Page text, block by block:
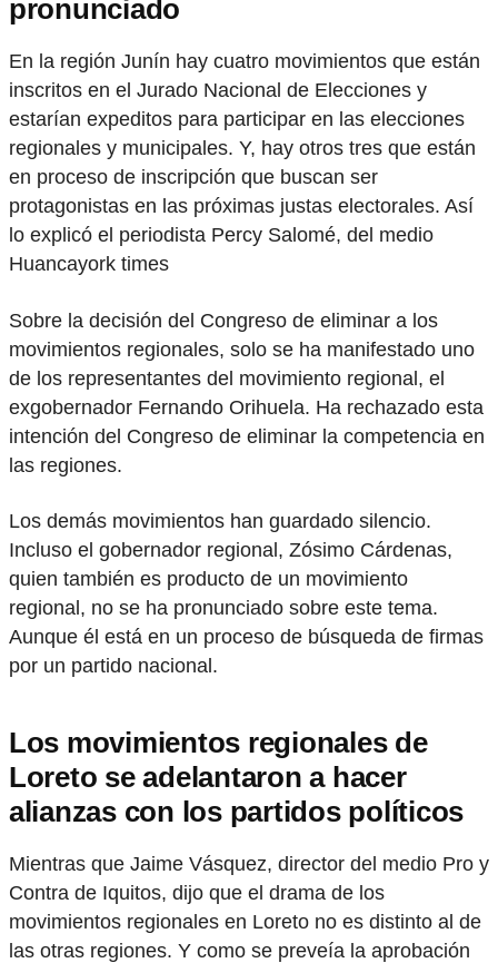
pronunciado
En la región Junín hay cuatro movimientos que están
inscritos en el Jurado Nacional de Elecciones y
estarían expeditos para participar en las elecciones
regionales y municipales. Y, hay otros tres que están
en proceso de inscripción que buscan ser
protagonistas en las próximas justas electorales. Así
lo explicó el periodista Percy Salomé, del medio
Huancayork times
Sobre la decisión del Congreso de eliminar a los
movimientos regionales, solo se ha manifestado uno
de los representantes del movimiento regional, el
exgobernador Fernando Orihuela. Ha rechazado esta
intención del Congreso de eliminar la competencia en
las regiones.
Los demás movimientos han guardado silencio.
Incluso el gobernador regional, Zósimo Cárdenas,
quien también es producto de un movimiento
regional, no se ha pronunciado sobre este tema.
Aunque él está en un proceso de búsqueda de firmas
por un partido nacional.
Los movimientos regionales de
Loreto se adelantaron a hacer
alianzas con los partidos políticos
Mientras que Jaime Vásquez, director del medio Pro y
Contra de Iquitos, dijo que el drama de los
movimientos regionales en Loreto no es distinto al de
las otras regiones. Y como se preveía la aprobación